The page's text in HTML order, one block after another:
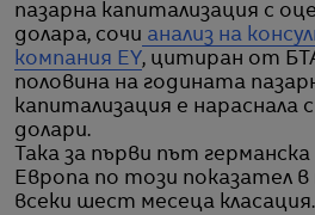
пазарна капитализация с
долара, сочи анализ на
компания EY, цитиран от
половина на годината
капитализация е нараснала
долари.
Така за първи път
Европа по този показател в
всеки шест месеца